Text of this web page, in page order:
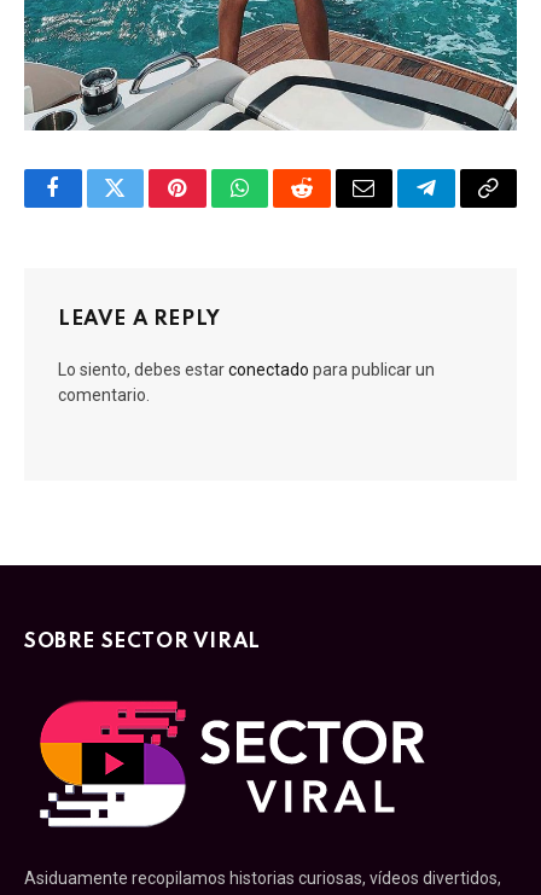
FacebookTwitterPinterestWhatsAppRedditEmail TelegramCopy
LEAVE A REPLY
Lo siento, debes estarconectado para publicar un
comentario.
SOBRE SECTOR VIRAL
Asiduamente recopilamos historias curiosas, vídeos divertidos,